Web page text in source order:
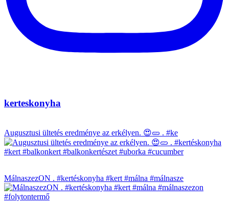
kerteskonyha
Augusztusi ültetés eredménye az erkélyen. 😍🥒 . #ke
MálnaszezON . #kertéskonyha #kert #málna #málnasze